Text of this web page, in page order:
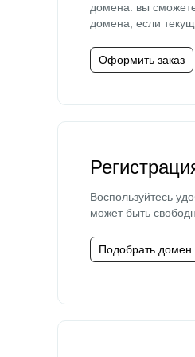
домена: вы
домена, если
Оформить заказ
Воспользуйтесь
может быть
Подобрать домен